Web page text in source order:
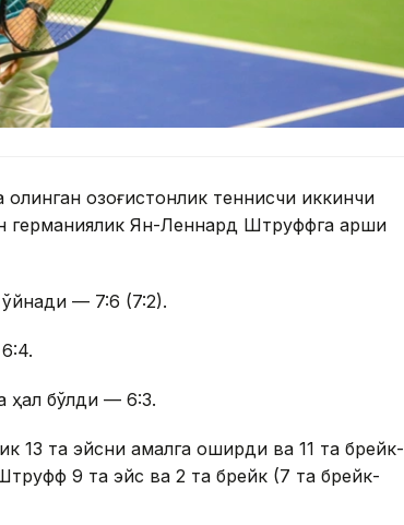
қозоғистонлик теннисчи иккинчи
германиялик Ян-Леннард Штруффга қарши
ўйнади — 7:6 (7:2).
ҳал бўлди — 6:3.
13 та эйсни амалга оширди ва 11 та брейк-
9 та эйс ва 2 та брейк (7 та брейк-